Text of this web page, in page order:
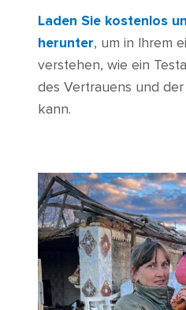
Laden Sie kostenlos
herunter, um in Ihrem
verstehen, wie ein
des Vertrauens und
kann.